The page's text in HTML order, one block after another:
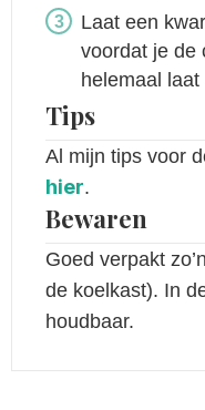
Laat een
voordat je de
helemaal laat
Tips
Al mijn tips voor
hier.
Bewaren
Goed verpakt
de koelkast). In
houdbaar.